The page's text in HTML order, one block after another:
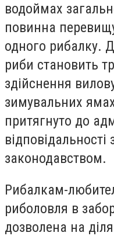
водоймах
повинна
одного рибалку.
риби становить
здійснення
зимувальних
притягнуто до
законодавством.
Рибалкам-
риболовля в
дозволена на